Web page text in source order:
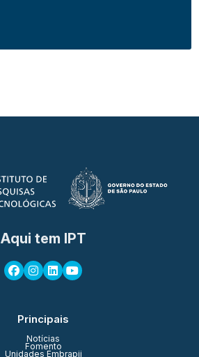
Aqui tem IPT
Principais
Notícias
Fomento
Unidades Embrapii